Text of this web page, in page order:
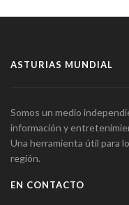
ASTURIAS MUNDIAL
Somos un medio
información y
Una herramienta útil para
región.
EN CONTACTO